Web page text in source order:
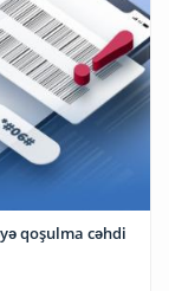
qoşulma cəhdi